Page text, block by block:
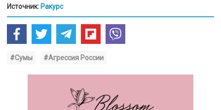
Источник: Ракурс
#Сумы #Агрессия России